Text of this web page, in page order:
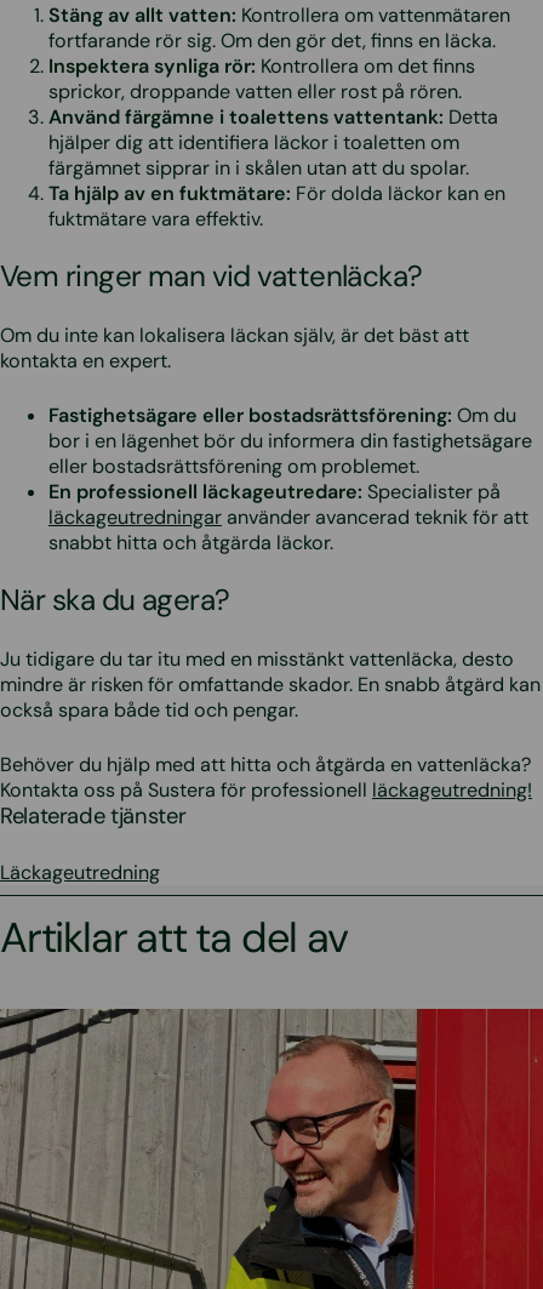
Stäng av allt vatten: Kontrollera om vattenmätaren
fortfarande rör sig. Om den gör det, finns en läcka.
Inspektera synliga rör: Kontrollera om det finns
sprickor, droppande vatten eller rost på rören.
Använd färgämne i toalettens vattentank: Detta
hjälper dig att identifiera läckor i toaletten om
färgämnet sipprar in i skålen utan att du spolar.
Ta hjälp av en fuktmätare: För dolda läckor kan en
fuktmätare vara effektiv.
Vem ringer man vid vattenläcka?
Om du inte kan lokalisera läckan själv, är det bäst att
kontakta en expert.
Fastighetsägare eller bostadsrättsförening: Om du
bor i en lägenhet bör du informera din fastighetsägare
eller bostadsrättsförening om problemet.
En professionell läckageutredare: Specialister på
läckageutredningar använder avancerad teknik för att
snabbt hitta och åtgärda läckor.
När ska du agera?
Ju tidigare du tar itu med en misstänkt vattenläcka, desto
mindre är risken för omfattande skador. En snabb åtgärd kan
också spara både tid och pengar.
Behöver du hjälp med att hitta och åtgärda en vattenläcka?
Kontakta oss på Sustera för professionell läckageutredning!
Relaterade tjänster
Läckageutredning
Artiklar att ta del av